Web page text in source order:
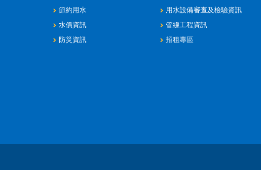
節約用水
水價資訊
防災資訊
用水設備審查及檢驗資訊
管線工程資訊
招租專區